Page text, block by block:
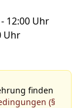
12:00 Uhr
Uhr
finden
(§